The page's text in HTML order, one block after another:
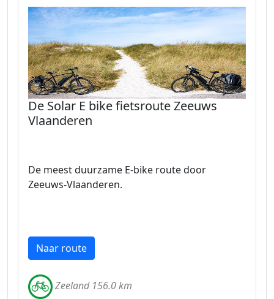
De Solar E bike fietsroute Zeeuws
Vlaanderen
De meest duurzame E-bike route door
Zeeuws-Vlaanderen.
Naar route
Zeeland 156.0 km